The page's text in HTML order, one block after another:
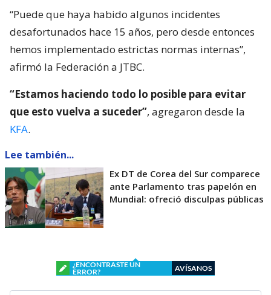
“Puede que haya habido algunos incidentes
desafortunados hace 15 años, pero desde entonces
hemos implementado estrictas normas internas”,
afirmó la Federación a JTBC.
“Estamos haciendo todo lo posible para evitar
que esto vuelva a suceder”, agregaron desde la
KFA.
Lee también...
Ex DT de Corea del Sur comparece
ante Parlamento tras papelón en
Mundial: ofreció disculpas públicas
¿ENCONTRASTE UN
ERROR?
AVÍSANOS